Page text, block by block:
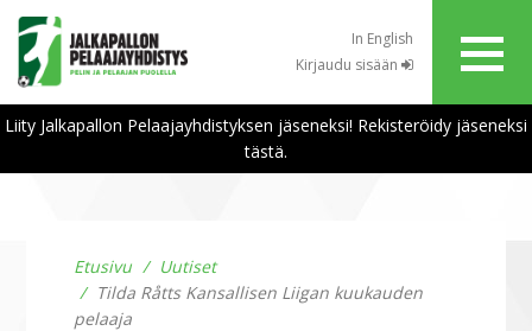
In English
Kirjaudu sisään
Liity Jalkapallon Pelaajayhdistyksen jäseneksi! Rekisteröidy jäseneksi
tästä.
Etusivu
Uutiset
Tilda Råtts Kansallisen Liigan kuukauden
pelaaja